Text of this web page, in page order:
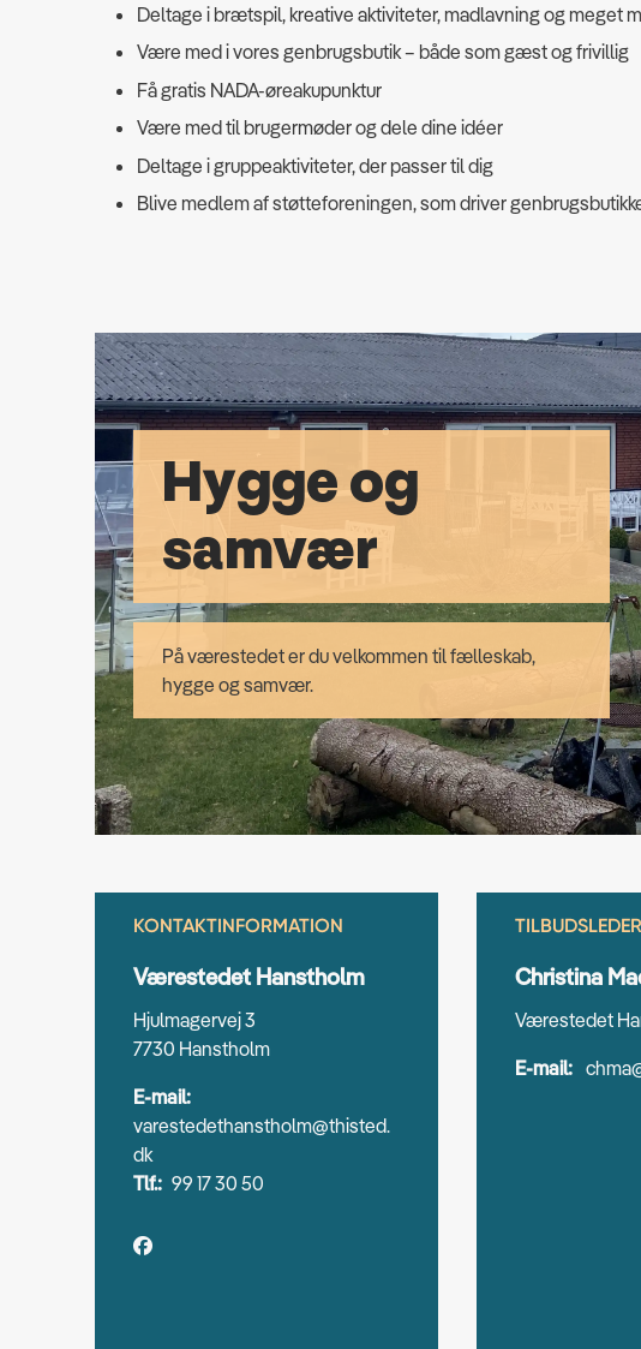
Deltage i brætspil, kreative aktiviteter, madlavning og meget
Være med i vores genbrugsbutik – både som gæst og frivillig
Få gratis NADA-øreakupunktur
Være med til brugermøder og dele dine idéer
Deltage i gruppeaktiviteter, der passer til dig
Blive medlem af støtteforeningen, som driver
Hygge og
samvær
På værestedet er du velkommen til fælleskab,
hygge og samvær.
KONTAKTINFORMATION
Værestedet Hanstholm
Hjulmagervej 3
7730 Hanstholm
E-mail:
varestedethanstholm@thisted.
dk
Tlf.: 99 17 30 50
TILBUDSLEDER
Christina
Værestedet
E-mail: